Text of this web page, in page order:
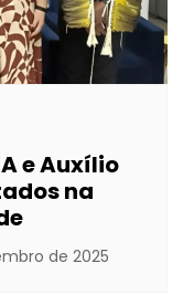
e Auxílio
na
de 2025